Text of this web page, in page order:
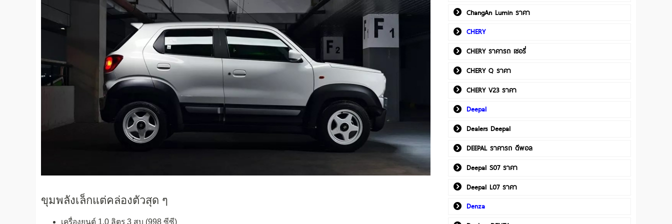
ขุมพลังเล็กแต่คล่องตัวสุด ๆ
เครื่องยนต์ 1.0 ลิตร 3 สูบ (998 ซีซี)
ChangAn Lumin ราคา
CHERY
CHERY ราคารถ เชอรี่
CHERY Q ราคา
CHERY V23 ราคา
Deepal
Dealers Deepal
DEEPAL ราคารถ ดีพอล
Deepal S07 ราคา
Deepal L07 ราคา
Denza